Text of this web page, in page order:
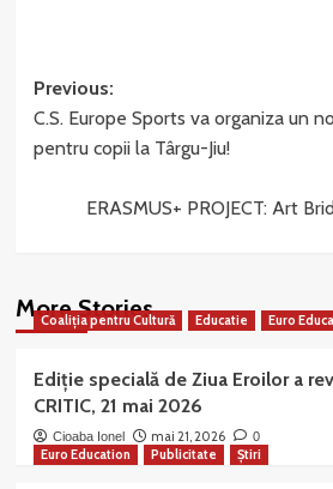
Post
navigation
Previous:
C.S. Europe Sports va organiza un
pentru copii la Târgu-Jiu!
ERASMUS+ PROJECT: Art
More Stories
Coaliția pentru Cultură Educatie Euro
Ediție specială de Ziua Eroilor a
CRITIC, 21 mai 2026
Cioaba Ionel mai 21, 2026 0
Euro Education Publicitate Știri